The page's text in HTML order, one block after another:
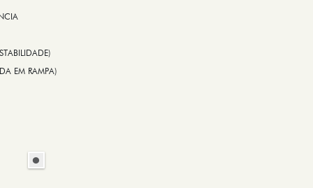
EM RAMPA)